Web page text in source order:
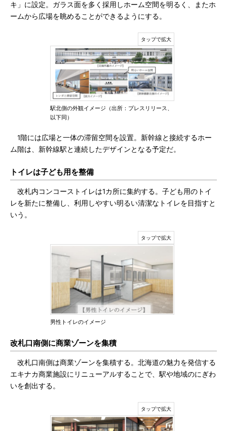
キ」に設定。ガラス面を多く採用しホーム空間を明るく、またホ
ームから広場を眺めることができるようにする。
駅北側の外観イメージ（出所：プレスリリース、
以下同）
1階には広場と一体の滞留空間を設置。新幹線と接続するホー
ム階は、新幹線駅と連続したデザインとなる予定だ。
トイレは子ども用を整備
改札内コンコーストイレは1カ所に集約する。子ども用のトイ
レを新たに整備し、利用しやすい明るい清潔なトイレを目指すと
いう。
男性トイレのイメージ
改札口南側に商業ゾーンを集積
改札口南側は商業ゾーンを集積する。北海道の魅力を発信する
エキナカ商業施設にリニューアルすることで、駅や地域のにぎわ
いを創出する。